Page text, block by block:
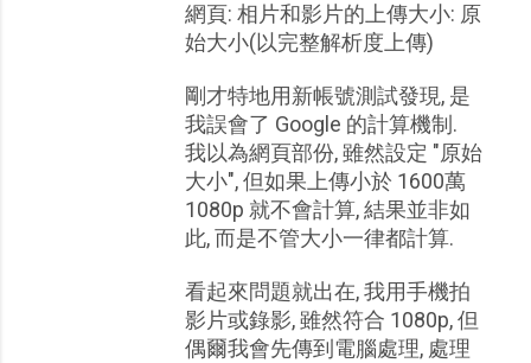
網頁: 相片和影片的上傳大小: 原
始大小(以完整解析度上傳)
剛才特地用新帳號測試發現, 是
我誤會了 Google 的計算機制.
我以為網頁部份, 雖然設定 "原始
大小", 但如果上傳小於 1600萬
1080p 就不會計算, 結果並非如
此, 而是不管大小一律都計算.
看起來問題就出在, 我用手機拍
影片或錄影, 雖然符合 1080p, 但
偶爾我會先傳到電腦處理, 處理